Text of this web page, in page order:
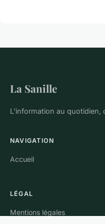
La Sanille
L'information au quotidien,
NAVIGATION
Accueil
LÉGAL
Mentions légales